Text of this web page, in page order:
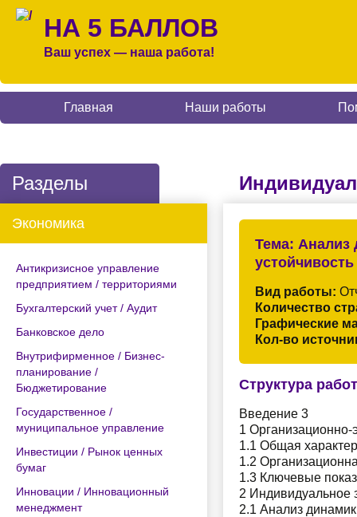
НА 5 БАЛЛОВ
Ваш успех — наша работа!
Главная Наши работы
Разделы
Экономика
Антикризисное управление
предприятием / территориями
Бухгалтерский учет / Аудит
Банковское дело
Внутрифирменное / Бизнес-
планирование /
Бюджетирование
Государственное /
муниципальное управление
Инвестиции / Рынок ценных
бумаг
Инновации / Инновационный
менеджмент
Тема: Анализ
Вид работы:
Количество
Графические
Кол-во
Структура
Введение 3
1
1.1 Общая
1.2
1.3 Ключевые
2 Индивидуальное
2.1 Анализ